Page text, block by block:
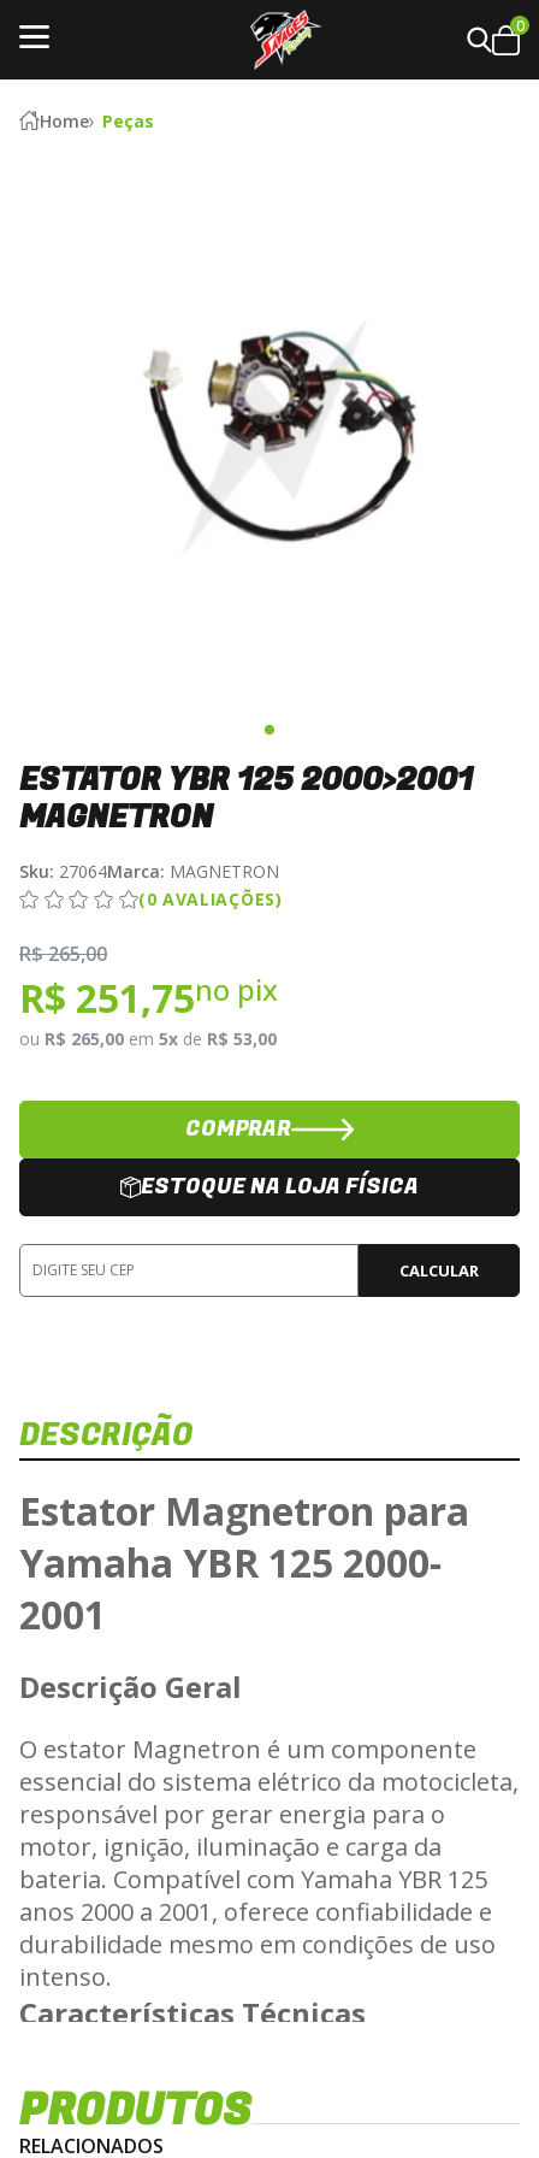
0
Home Peças
ESTATOR YBR 125 2000>2001
MAGNETRON
Sku: 27064Marca: MAGNETRON
(0 AVALIAÇÕES)
R$ 265,00
R$ 251,75no pix
ou R$ 265,00 em 5x de R$ 53,00
COMPRAR
ESTOQUE NA LOJA FÍSICA
CALCULAR
DESCRIÇÃO
Estator Magnetron para
Yamaha YBR 125 2000-
2001
Descrição Geral
O estator Magnetron é um componente
essencial do sistema elétrico da motocicleta,
responsável por gerar energia para o
motor, ignição, iluminação e carga da
bateria. Compatível com Yamaha YBR 125
anos 2000 a 2001, oferece confiabilidade e
durabilidade mesmo em condições de uso
intenso.
Características Técnicas
- Fio de cobre esmaltado de alta qualidade
PRODUTOS
RELACIONADOS